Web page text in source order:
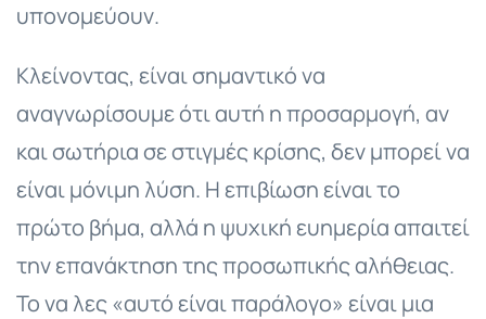
υπονομεύουν.
Κλείνοντας, είναι σημαντικό να
αναγνωρίσουμε ότι αυτή η προσαρμογή, αν
και σωτήρια σε στιγμές κρίσης, δεν μπορεί να
είναι μόνιμη λύση. Η επιβίωση είναι το
πρώτο βήμα, αλλά η ψυχική ευημερία απαιτεί
την επανάκτηση της προσωπικής αλήθειας.
Το να λες «αυτό είναι παράλογο» είναι μια